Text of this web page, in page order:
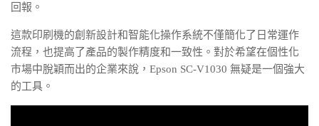
回報。
這款印刷機的創新設計和智能化操作系統不僅簡化了日常運作
流程，也提高了產品的製作精度和一致性。對於希望在個性化
市場中脫穎而出的企業來說，Epson SC-V1030 無疑是一個強大
的工具。